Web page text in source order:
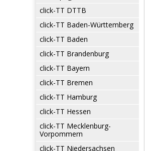
click-TT DTTB
click-TT Baden-Württemberg
click-TT Baden
click-TT Brandenburg
click-TT Bayern
click-TT Bremen
click-TT Hamburg
click-TT Hessen
click-TT Mecklenburg-
Vorpommern
click-TT Niedersachsen